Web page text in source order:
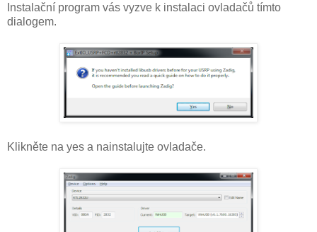
Instalační program vás vyzve k instalaci ovladačů tímto
dialogem.
Klikněte na yes a nainstalujte ovladače.